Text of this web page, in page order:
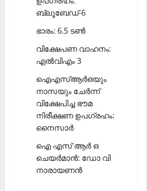
ബ്ലൂബേഡ്-6
ഭാരം: 6.5 ടണ്‍
വിക്ഷേപണ വാഹനം:
എല്‍വിഎം 3
ഐഎസ്ആര്‍ഒയും
നാസയും ചേര്‍ന്ന്
വിക്ഷേപിച്ച ഭൗമ
നിരീക്ഷണ ഉപഗ്രഹം:
നൈസാര്‍
ഐ എസ് ആര്‍ ഒ
ചെയര്‍മാന്‍: ഡോ വി
നാരായണന്‍